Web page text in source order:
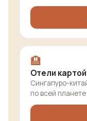
🏨
Отели
Сингапуро-
по всей